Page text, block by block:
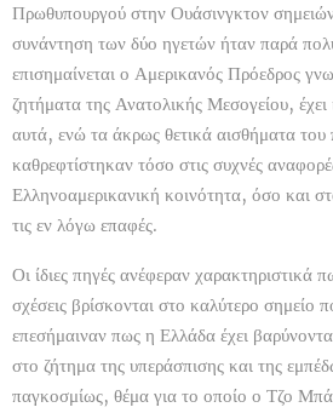
Πρωθυπουργού στην Ουάσινγκτον
συνάντηση των δύο ηγετών ήταν παρά
επισημαίνεται ο Αμερικανός Πρόεδρος
ζητήματα της Ανατολικής Μεσογείου, έχει
αυτά, ενώ τα άκρως θετικά αισθήματα
καθρεφτίστηκαν τόσο στις συχνές
Ελληνοαμερικανική κοινότητα, όσο και
τις εν λόγω επαφές.
Οι ίδιες πηγές ανέφεραν χαρακτηριστικά
σχέσεις βρίσκονται στο καλύτερο σημείο
επεσήμαιναν πως η Ελλάδα έχει
στο ζήτημα της υπεράσπισης και της
παγκοσμίως, θέμα για το οποίο ο Τζο